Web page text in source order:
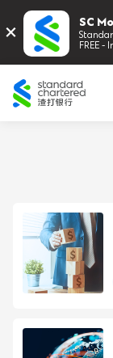
渣
打
× SC
FREE -